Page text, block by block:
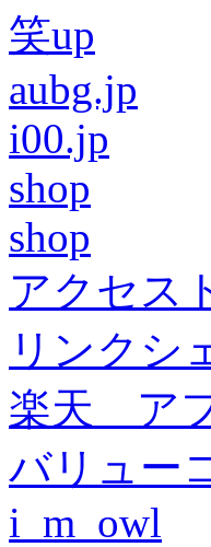
笑up
aubg.jp
i00.jp
shop
shop
アクセス
リンクシ
楽天 ア
バリュー
i_m_owl